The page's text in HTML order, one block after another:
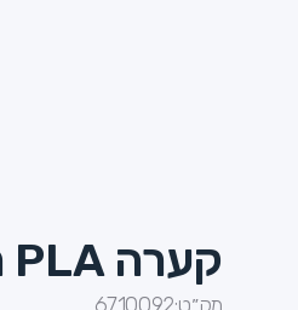
קערה PLA מתכלה 1400 מ"ל
מק״ט:6710092